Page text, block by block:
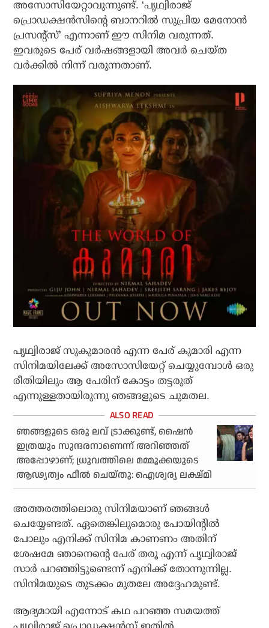
അസോസിയേറ്റാവുന്നുണ്ട്. ‘പൃഥ്വിരാജ്
പ്രൊഡക്ഷന്‍സിന്റെ ബാനറില്‍ സുപ്രിയ മേനോന്‍
പ്രസന്റ്‌സ്’ എന്നാണ് ഈ സിനിമ വരുന്നത്.
ഇവരുടെ പേര് വര്‍ഷങ്ങളായി അവര്‍ ചെയ്ത
വര്‍ക്കില്‍ നിന്ന് വരുന്നതാണ്.
പൃഥ്വിരാജ് സുകുമാരന്‍ എന്ന പേര് കുമാരി എന്ന
സിനിമയിലേക്ക് അസോസിയേറ്റ് ചെയ്യുമ്പോള്‍ ഒരു
രീതിയിലും ആ പേരിന് കോട്ടം തട്ടരുത്
എന്നുള്ളതായിരുന്നു ഞങ്ങളുടെ ചുമതല.
ഞങ്ങളുടെ ഒരു ലവ് ട്രാക്കുണ്ട്, ഷൈന്‍
ഇത്രയും സുന്ദരനാണെന്ന് അറിഞ്ഞത്
അപ്പോഴാണ്; ധ്രുവത്തിലെ മമ്മൂക്കയുടെ
ആഢ്യത്വം ഫീല്‍ ചെയ്തു: ഐശ്വര്യ ലക്ഷ്മി
അത്തരത്തിലൊരു സിനിമയാണ് ഞങ്ങള്‍
ചെയ്യേണ്ടത്. ഏതെങ്കിലുമൊരു പോയിന്റില്‍
പോലും എനിക്ക് സിനിമ കാണണം അതിന്
ശേഷമേ ഞാനെന്റെ പേര് തരൂ എന്ന് പൃഥ്വിരാജ്
സാര്‍ പറഞ്ഞിട്ടുണ്ടെന്ന് എനിക്ക് തോന്നുന്നില്ല.
സിനിമയുടെ തുടക്കം മുതലേ അദ്ദേഹമുണ്ട്.
ആദ്യമായി എന്നോട് കഥ പറഞ്ഞ സമയത്ത്